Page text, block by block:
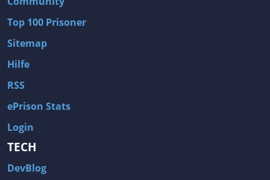
Top 100 Prisoner
Sitemap
Hilfe
RSS
ePrison Stats
Login
TECH
DevBlog